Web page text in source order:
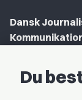
Dansk
1202
Du